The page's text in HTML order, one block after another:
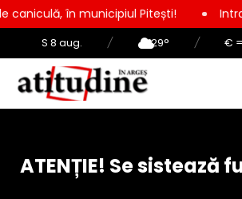
S 8 aug. / 29° / €
în municipiul Pitești! Intrare
ATENȚIE! Se